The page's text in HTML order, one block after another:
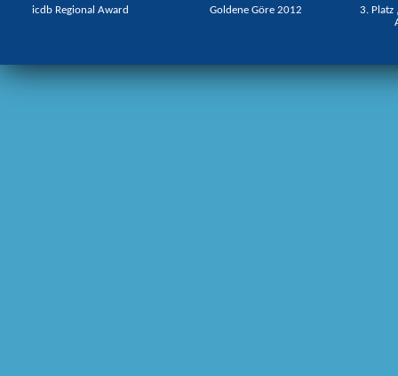
icdb Regional Award
Goldene Göre 2012
3. Platz